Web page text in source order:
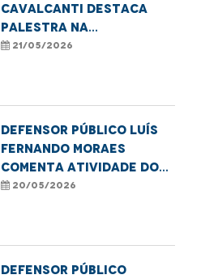
Cavalcanti destaca
palestra na
programação do
21/05/2026
Defensor Público Luís
Fernando Moraes
comenta atividade do
MaraDefs em Balsas
20/05/2026
Defensor Público